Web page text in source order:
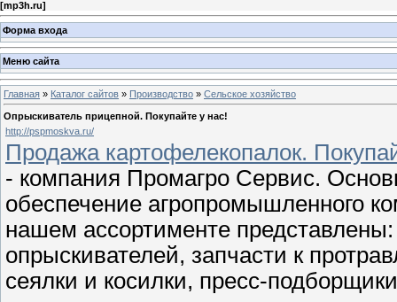
[mp3h.ru]
Форма входа
Меню сайта
Главная » Каталог сайтов » Производство » Сельское хозяйство
Опрыскиватель прицепной. Покупайте у нас!
http://pspmoskva.ru/
Продажа картофелекопалок.
- компания Промагро Сервис.
обеспечение агропромышленного
нашем ассортименте
опрыскивателей, запчасти к
cеялки и косилки, пресс-